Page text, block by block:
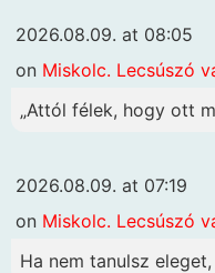
2026.08.09. at 08:05
on Miskolc. Lecsúszó
„Attól félek, hogy ott
2026.08.09. at 07:19
on Miskolc. Lecsúszó
Ha nem tanulsz eleget,